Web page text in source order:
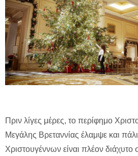
Πριν λίγες μέρες, το περίφημο
Μεγάλης Βρεταννίας έλαμψε και
Χριστουγέννων είναι πλέον διάχυτο